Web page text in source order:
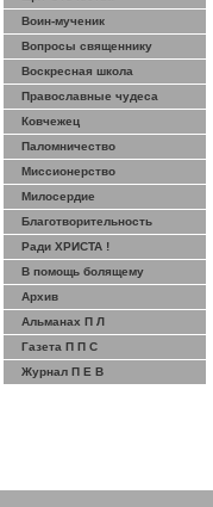
Воин-мученик
Вопросы священнику
Воскресная школа
Православные чудеса
Ковчежец
Паломничество
Миссионерство
Милосердие
Благотворительность
Ради ХРИСТА !
В помощь болящему
Архив
Альманах П Л
Газета П П С
Журнал П Е В